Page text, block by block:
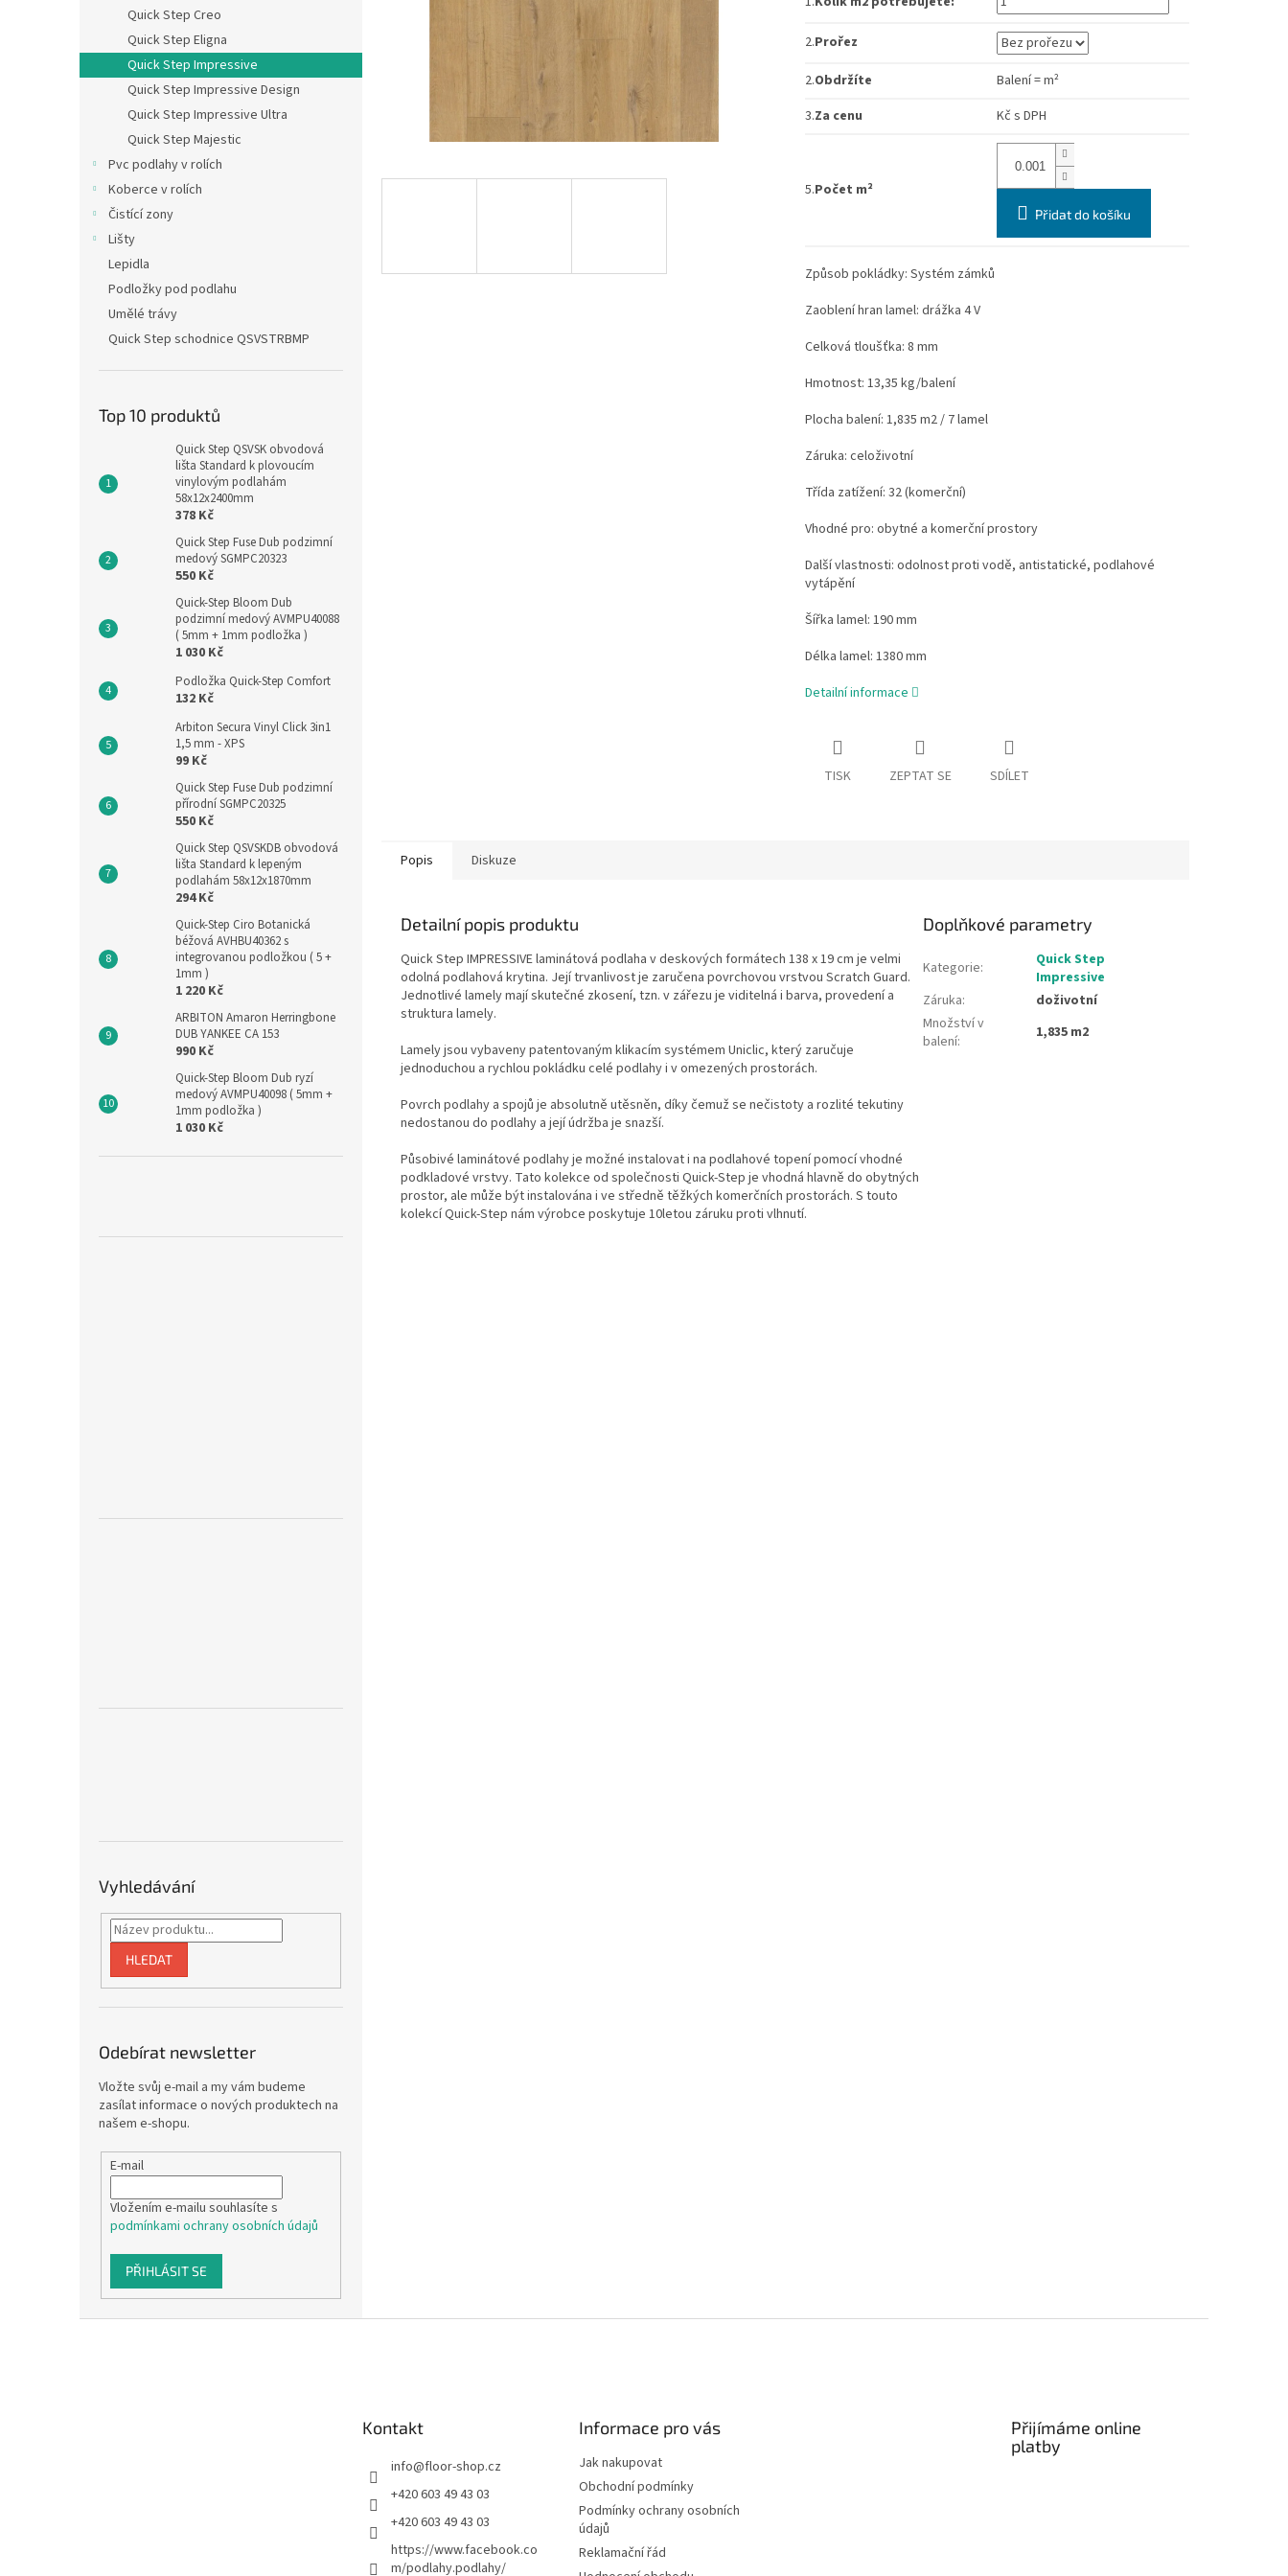
l
Quick Step Creo
Quick Step Eligna
Quick Step Impressive
Quick Step Impressive Design
Quick Step Impressive Ultra
Quick Step Majestic
Pvc podlahy v rolích
Koberce v rolích
Čistící zony
Lišty
Lepidla
Podložky pod podlahu
Umělé trávy
Quick Step schodnice QSVSTRBMP
Top 10 produktů
Quick Step QSVSK obvodová
lišta Standard k plovoucím
vinylovým podlahám
58x12x2400mm
378 Kč
Quick Step Fuse Dub podzimní
medový SGMPC20323
550 Kč
Quick-Step Bloom Dub
podzimní medový AVMPU40088
( 5mm + 1mm podložka )
1 030 Kč
Podložka Quick-Step Comfort
132 Kč
Arbiton Secura Vinyl Click 3in1
1,5 mm - XPS
99 Kč
Quick Step Fuse Dub podzimní
přírodní SGMPC20325
550 Kč
Quick Step QSVSKDB obvodová
lišta Standard k lepeným
podlahám 58x12x1870mm
294 Kč
Quick-Step Ciro Botanická
béžová AVHBU40362 s
integrovanou podložkou ( 5 +
1mm )
1 220 Kč
ARBITON Amaron Herringbone
DUB YANKEE CA 153
990 Kč
Quick-Step Bloom Dub ryzí
medový AVMPU40098 ( 5mm +
1mm podložka )
1 030 Kč
Vyhledávání
HLEDAT
Odebírat newsletter
Vložte svůj e-mail a my vám budeme
zasílat informace o nových produktech na
našem e-shopu.
E-mail
Vložením e-mailu souhlasíte s
podmínkami ochrany osobních údajů
PŘIHLÁSIT SE
2.Prořez
2.Obdržíte Balení=m²
3.Za cenu Kč s DPH
5.Počet m²
Přidat do košíku
Způsob pokládky: Systém zámků
Zaoblení hran lamel: drážka 4 V
Celková tloušťka: 8 mm
Hmotnost: 13,35 kg/balení
Plocha balení: 1,835 m2 / 7 lamel
Záruka: celoživotní
Třída zatížení: 32 (komerční)
Vhodné pro: obytné a komerční prostory
Další vlastnosti: odolnost proti vodě, antistatické, podlahové
vytápění
Šířka lamel: 190 mm
Délka lamel: 1380 mm
Detailní informace
TISK ZEPTAT SE SDÍLET
Popis Diskuze
Detailní popis produktu
Quick Step IMPRESSIVE laminátová podlaha v deskových formátech 138 x 19 cm je velmi
odolná podlahová krytina. Její trvanlivost je zaručena povrchovou vrstvou Scratch Guard.
Jednotlivé lamely mají skutečné zkosení, tzn. v zářezu je viditelná i barva, provedení a
struktura lamely.
Lamely jsou vybaveny patentovaným klikacím systémem Uniclic, který zaručuje
jednoduchou a rychlou pokládku celé podlahy i v omezených prostorách.
Povrch podlahy a spojů je absolutně utěsněn, díky čemuž se nečistoty a rozlité tekutiny
nedostanou do podlahy a její údržba je snazší.
Působivé laminátové podlahy je možné instalovat i na podlahové topení pomocí vhodné
podkladové vrstvy. Tato kolekce od společnosti Quick-Step je vhodná hlavně do obytných
prostor, ale může být instalována i ve středně těžkých komerčních prostorách. S touto
kolekcí Quick-Step nám výrobce poskytuje 10letou záruku proti vlhnutí.
Doplňkové parametry
Kategorie:
Quick Step
Impressive
Záruka:
doživotní
Množství v
balení: 1,835 m2
Kontakt
info@floor-shop.cz
+420 603 49 43 03
+420 603 49 43 03
https://www.facebook.co
m/podlahy.podlahy/
Informace pro vás
Jak nakupovat
Obchodní podmínky
Podmínky ochrany osobních
údajů
Reklamační řád
Přijímáme online
platby